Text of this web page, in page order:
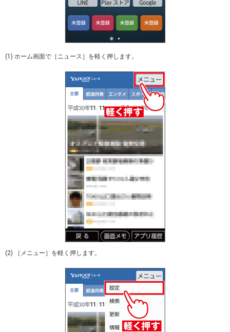
(1) ホーム画面で［ニュース］を軽く押します。
(2) ［メニュー］を軽く押します。